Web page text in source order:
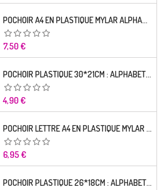
POCHOIR A4 EN PLASTIQUE MYLAR ALPHABET LETTRE TYPO CHARLEMAGNE 28 MM
Prix
7,50 €
POCHOIR PLASTIQUE 30*21CM : ALPHABET (03)
Prix
4,90 €
POCHOIR LETTRE A4 EN PLASTIQUE MYLAR ALPHABET STYLE STENCIL BOLD 30 MM
Prix
6,95 €
POCHOIR PLASTIQUE 26*18CM : ALPHABET (16)